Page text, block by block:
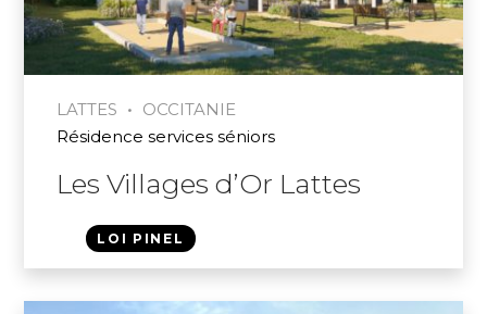
LATTES • OCCITANIE
Résidence services séniors
Les Villages d’Or Lattes
LOI PINEL